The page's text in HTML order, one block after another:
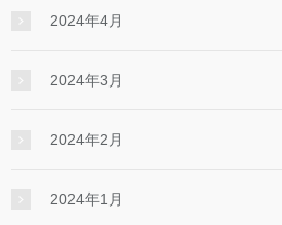
2024年4月
2024年3月
2024年2月
2024年1月